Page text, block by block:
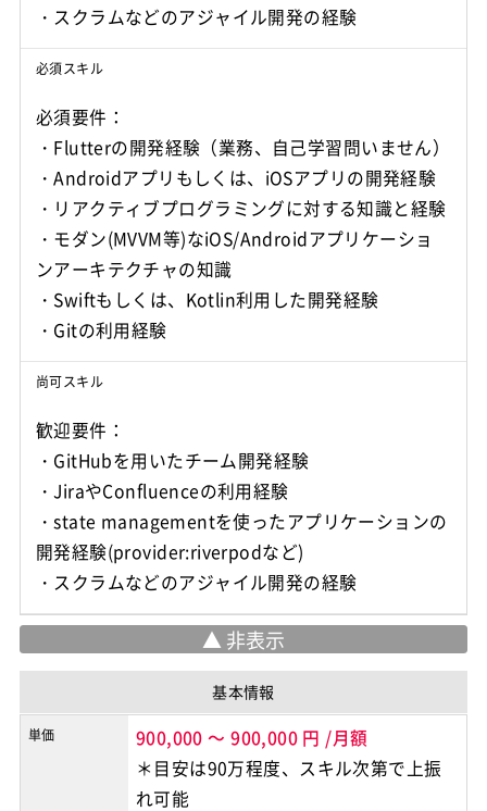
必須スキル
必須要件：
・Flutterの開発経験（業務、自己学習問いません）
・Androidアプリもしくは、iOSアプリの開発経験
・リアクティブプログラミングに対する知識と経験
・モダン(MVVM等)なiOS/Androidアプリケーショ
ンアーキテクチャの知識
・Swiftもしくは、Kotlin利用した開発経験
・Gitの利用経験
尚可スキル
歓迎要件：
・GitHubを用いたチーム開発経験
・JiraやConfluenceの利用経験
・state managementを使ったアプリケーションの
開発経験(provider:riverpodなど)
・スクラムなどのアジャイル開発の経験
基本情報
単価 900,000 ～900,000 円 /月額
＊目安は90万程度、スキル次第で上振
れ可能